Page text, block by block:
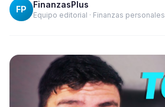
FP FinanzasPlus
Equipo editorial · Finanzas